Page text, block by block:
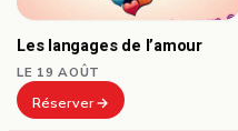
Les langages de l’amour
LE 19 AOÛT
Réserver